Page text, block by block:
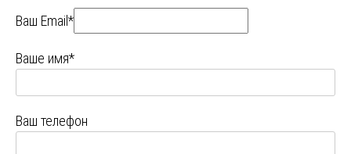
Ваш Email*
Ваше имя*
Ваш телефон